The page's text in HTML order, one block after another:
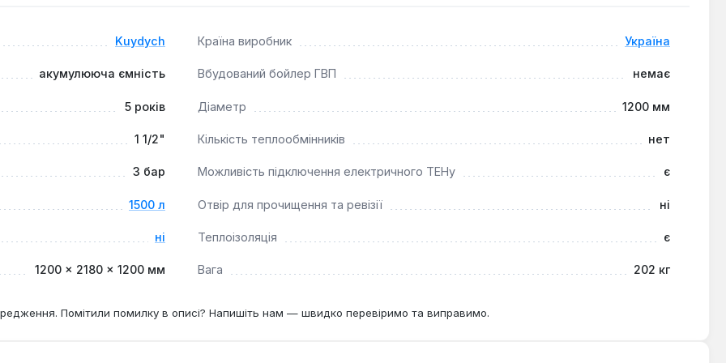
ТЕНу або додаткових теплообмінників.
актуальна для систем з непостійними джерелами тепла, де необхідно згладжувати піки виробництва та
Kuydych Країна виробник Україна
акумулююча ємність Вбудований бойлер ГВП немає
5 років Діаметр 1200 мм
1 1/2" Кількість теплообмінників нет
3 бар Можливість підключення електричного ТЕНу є
1500 л Отвір для прочищення та ревізії ні
ні Теплоізоляція є
1200 × 2180 × 1200 мм Вага 202 кг
Помітили помилку в описі? Напишіть нам — швидко перевіримо та виправимо.